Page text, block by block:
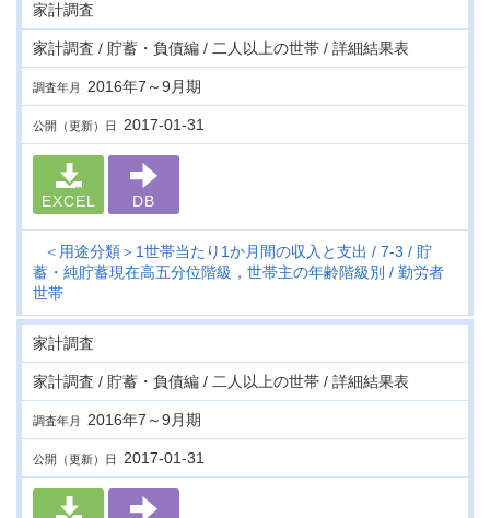
家計調査
家計調査 / 貯蓄・負債編 / 二人以上の世帯 / 詳細結果表
調査年月 2016年7～9月期
公開（更新）日 2017-01-31
EXCEL DB
＜用途分類＞1世帯当たり1か月間の収入と支出 7-3
貯
蓄・純貯蓄現在高五分位階級，世帯主の年齢階級別
勤労者
世帯
家計調査
家計調査 / 貯蓄・負債編 / 二人以上の世帯 / 詳細結果表
調査年月 2016年7～9月期
公開（更新）日 2017-01-31